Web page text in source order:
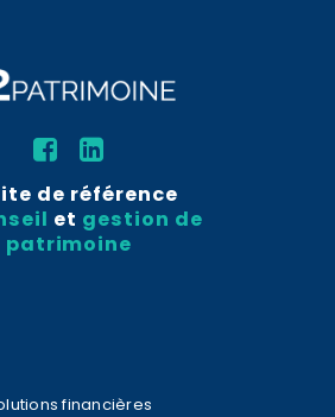
de référence
et gestion de
patrimoine
financières